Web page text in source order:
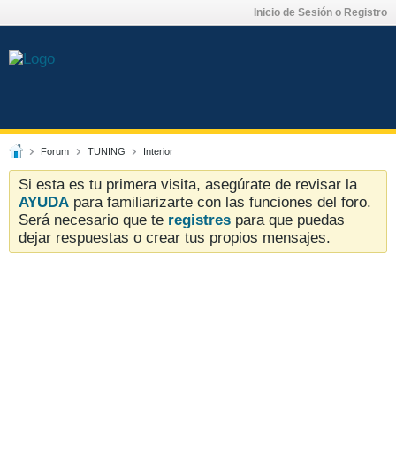
Inicio de Sesión o Registro
Forum TUNING Interior
Si esta es tu primera visita, asegúrate de revisar la
AYUDA para familiarizarte con las funciones del foro.
Será necesario que te registres para que puedas
dejar respuestas o crear tus propios mensajes.